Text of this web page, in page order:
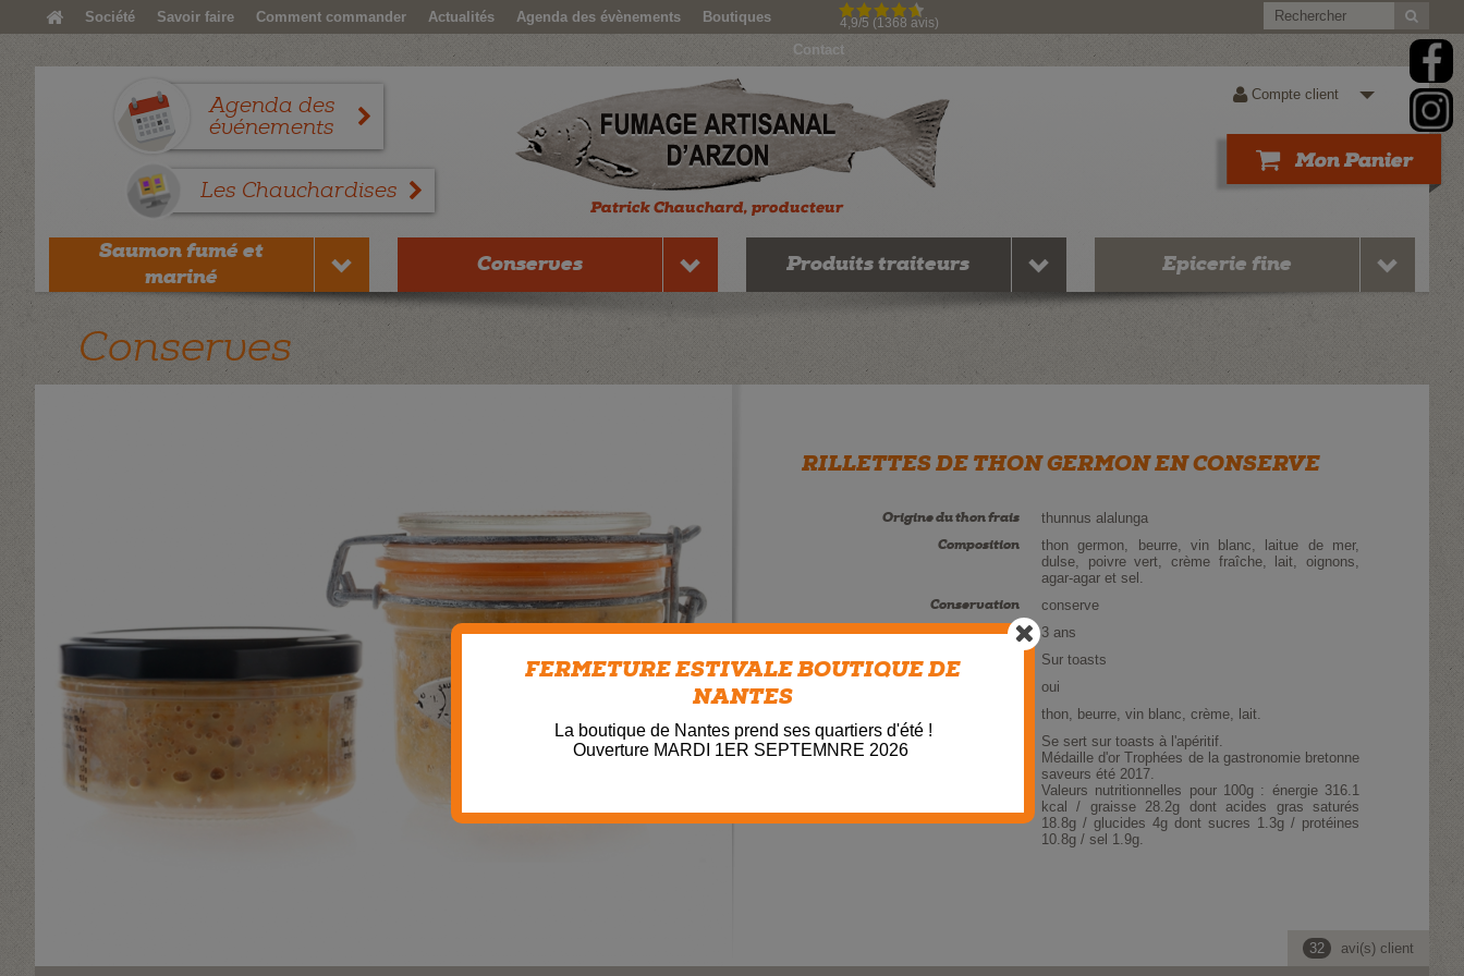
4,9/5 (1368 avis)
Société Savoir faire Comment commander Actualités Agenda des évènements
Boutiques
Contact
Agenda des
événements
Les Chauchardises
Compte client
Saumon fumé et
mariné
Conserves Produits traiteurs Epicerie fine
Conserves
RILLETTES DE THON GERMON EN CONSERVE
Origine du thon frais
thunnus alalunga
Composition
thon germon, beurre, vin blanc, laitue de mer,
dulse, poivre vert, crème fraîche, lait, oignons,
agar-agar et sel.
Conservation
conserve
Date limite de consommation
3 ans
Utilisation
Sur toasts
oui
thon, beurre, vin blanc, crème, lait.
Se sert sur toasts à l'apéritif.
Médaille d'or Trophées de la gastronomie bretonne
saveurs été 2017.
Valeurs nutritionnelles pour 100g : énergie 316.1
kcal / graisse 28.2g dont acides gras saturés
18.8g / glucides 4g dont sucres 1.3g / protéines
10.8g / sel 1.9g.
32 avi(s) client
FERMETURE ESTIVALE BOUTIQUE DE
NANTES
La boutique de Nantes prend ses quartiers d'été !
Ouverture MARDI 1ER SEPTEMNRE 2026